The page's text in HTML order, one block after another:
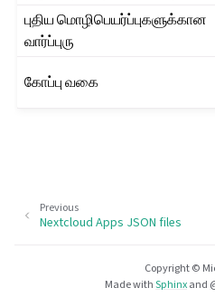
புதிய மொழிபெயர்ப்புகளுக்கான
வார்ப்புரு
கோப்பு வகை
Previous
Nextcloud Apps JSON files
Copyright ©
Made withSphinxand